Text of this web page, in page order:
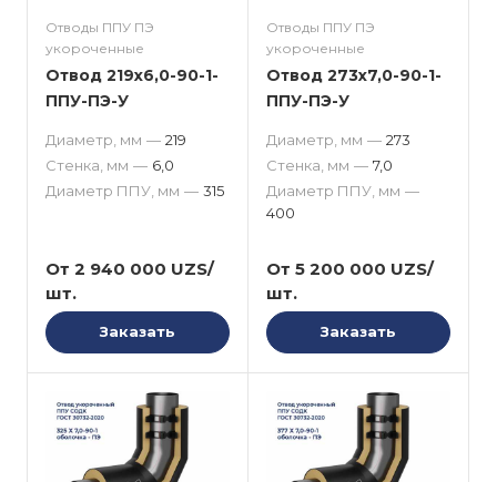
Отводы ППУ ПЭ
укороченные
Отвод 219x6,0-90-1-
ППУ-ПЭ-У
Диаметр, мм — 219
Стенка, мм — 6,0
Диаметр ППУ, мм — 315
От 2 940 000 UZS/
шт.
Заказать
Отводы ППУ ПЭ
укороченные
Отвод 273x7,0-90-1-
ППУ-ПЭ-У
Диаметр, мм — 273
Стенка, мм — 7,0
Диаметр ППУ, мм —
400
От 5 200 000 UZS/
шт.
Заказать